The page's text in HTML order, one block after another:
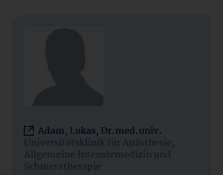
Adam, Lukas, Dr.med.univ.
Universitätsklinik für Anästhesie,
Allgemeine Intensivmedizin und
Schmerztherapie